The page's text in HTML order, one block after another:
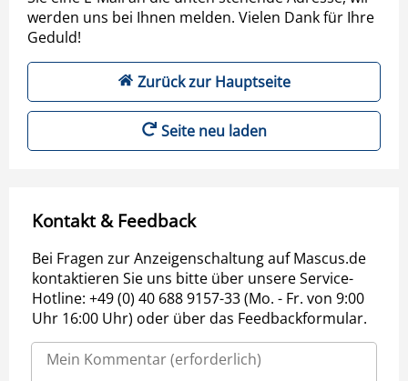
werden uns bei Ihnen melden. Vielen Dank für Ihre
Geduld!
Zurück zur Hauptseite
Seite neu laden
Kontakt & Feedback
Bei Fragen zur Anzeigenschaltung auf Mascus.de
kontaktieren Sie uns bitte über unsere Service-
Hotline: +49 (0) 40 688 9157-33 (Mo. - Fr. von 9:00
Uhr 16:00 Uhr) oder über das Feedbackformular.